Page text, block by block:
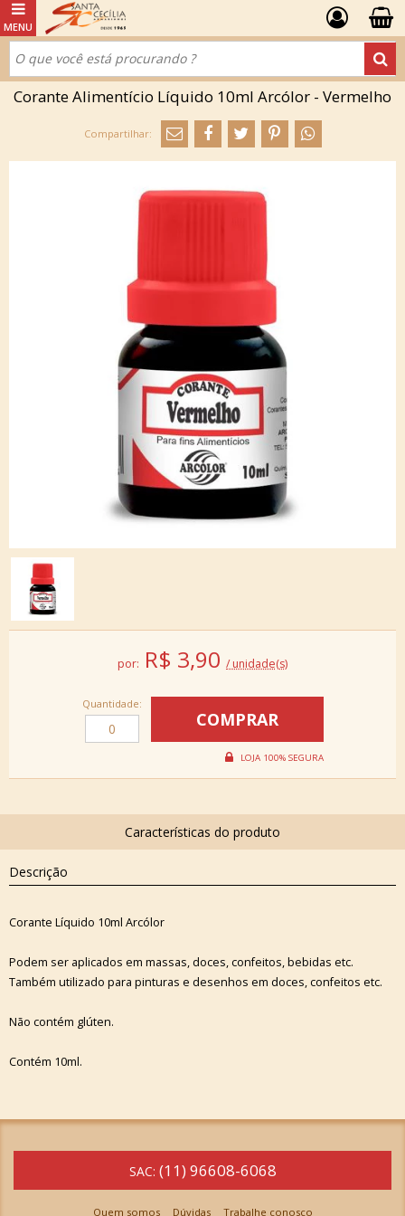
Corante Alimentício Líquido 10ml Arcólor - Vermelho
por: R$ 3,90 / unidade(s)
Quantidade:
Descrição
Corante Líquido 10ml Arcólor
Podem ser aplicados em massas, doces, confeitos, bebidas etc.
Também utilizado para pinturas e desenhos em doces, confeitos etc.
Não contém glúten.
Contém 10ml.
SAC: (11) 96608-6068
Quem somos Dúvidas Trabalhe conosco